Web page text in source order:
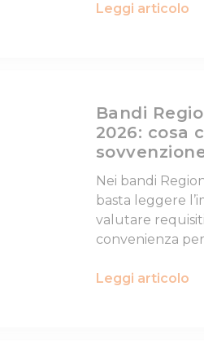
Leggi articolo
Bandi
2026: cosa
Nei bandi
basta leggere
valutare
convenienza
Leggi articolo